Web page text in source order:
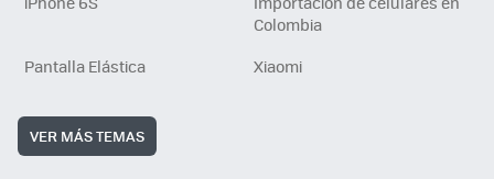
Colombia
Pantalla Elástica
Xiaomi
VER MÁS TEMAS